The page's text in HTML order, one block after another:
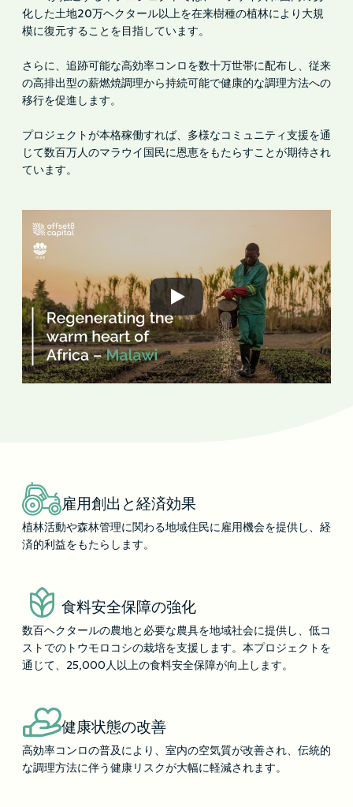
化した土地20万ヘクタール以上を在来樹種の植林により大規
模に復元することを目指しています。
さらに、追跡可能な高効率コンロを数十万世帯に配布し、従来
の高排出型の薪燃焼調理から持続可能で健康的な調理方法への
移行を促進します。
プロジェクトが本格稼働すれば、多様なコミュニティ支援を通
じて数百万人のマラウイ国民に恩恵をもたらすことが期待され
ています。
雇用創出と経済効果
植林活動や森林管理に関わる地域住民に雇用機会を提供し、経
済的利益をもたらします。
食料安全保障の強化
数百ヘクタールの農地と必要な農具を地域社会に提供し、低コ
ストでのトウモロコシの栽培を支援します。本プロジェクトを
通じて、25,000人以上の食料安全保障が向上します。
健康状態の改善
高効率コンロの普及により、室内の空気質が改善され、伝統的
な調理方法に伴う健康リスクが大幅に軽減されます。